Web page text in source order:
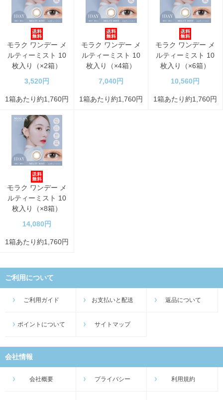
モラク ワンデー メ
ルティーミスト 10
枚入り（×2箱）
3,520円
1箱あたり約1,760円
モラク ワンデー メ
ルティーミスト 10
枚入り（×4箱）
7,040円
1箱あたり約1,760円
モラク ワンデー メ
ルティーミスト 10
枚入り（×6箱）
10,560円
1箱あたり約1,760円
モラク ワンデー メ
ルティーミスト 10
枚入り（×8箱）
14,080円
1箱あたり約1,760円
ご利用について
ご利用ガイド お支払いと配送 返品について
ポイントについて サイトマップ
会社情報
会社概要 プライバシー 利用規約